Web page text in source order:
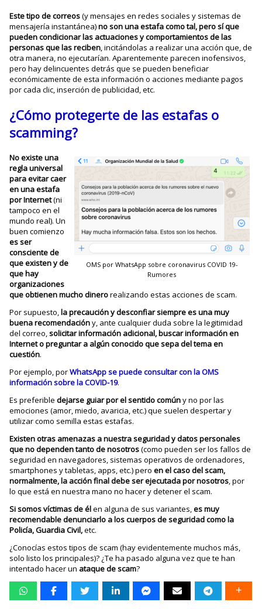
Este tipo de correos(y mensajes en redes sociales y sistemas de
mensajería instantánea)no son una estafa como tal, pero sí que
pueden condicionar las actuaciones y comportamientos de las
personas que las reciben, incitándolas a realizar una acción que, de
otra manera, no ejecutarían. Aparentemente parecen inofensivos,
pero hay delincuentes detrás que se pueden beneficiar
económicamente de esta información o acciones mediante pagos
por cada clic, inserción de publicidad, etc.
¿Cómo protegerte de las estafas o
scamming?
OMS por WhatsApp sobre coronavirus COVID 19-
Rumores
No existe una
regla universal
para evitar caer
en una estafa
por Internet(ni
tampoco en el
mundo real). Un
buen comienzo
es ser
consciente de
que existen y de
que hay
organizaciones
que obtienen mucho dinerorealizando estas acciones de scam.
Por supuesto,la precaución y desconfiar siempre es una muy
buena recomendacióny, ante cualquier duda sobre la legitimidad
del correo,solicitar información adicional,buscar información en
Internet o preguntar a algún conocido que sepa del tema en
cuestión.
Por ejemplo, porWhatsApp se puede consultar con la OMS
información sobre la COVID-19.
Es preferibledejarse guiar por el sentido comúny no por las
emociones (amor, miedo, avaricia, etc.) que suelen despertar y
utilizar como semilla estas estafas.
Existen otras amenazas a nuestra seguridad y datos personales
que no dependen tanto de nosotros(como pueden ser los fallos de
seguridad en navegadores, sistemas operativos de ordenadores,
smartphones y tabletas, apps, etc.) peroen el caso del scam,
normalmente, la acción final debe ser ejecutada por nosotros, por
lo que está en nuestra mano no hacer y detener el scam.
Si somos víctimas de élen alguna de sus variantes,es muy
recomendable denunciarlo a los cuerpos de seguridad como la
Policía, Guardia Civil,etc.
¿Conocías estos tipos de scam (hay evidentemente muchos más,
solo listo los principales)? ¿Te ha pasado alguna vez que te han
intentado hacer un ataque de scam?